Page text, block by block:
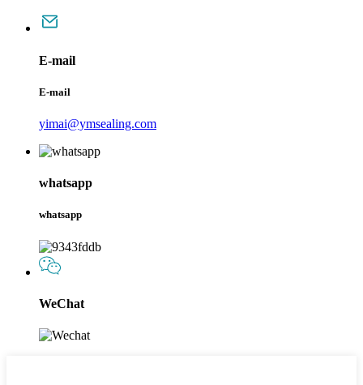
E-mail
E-mail
yimai@ymsealing.com
whatsapp
whatsapp
WeChat